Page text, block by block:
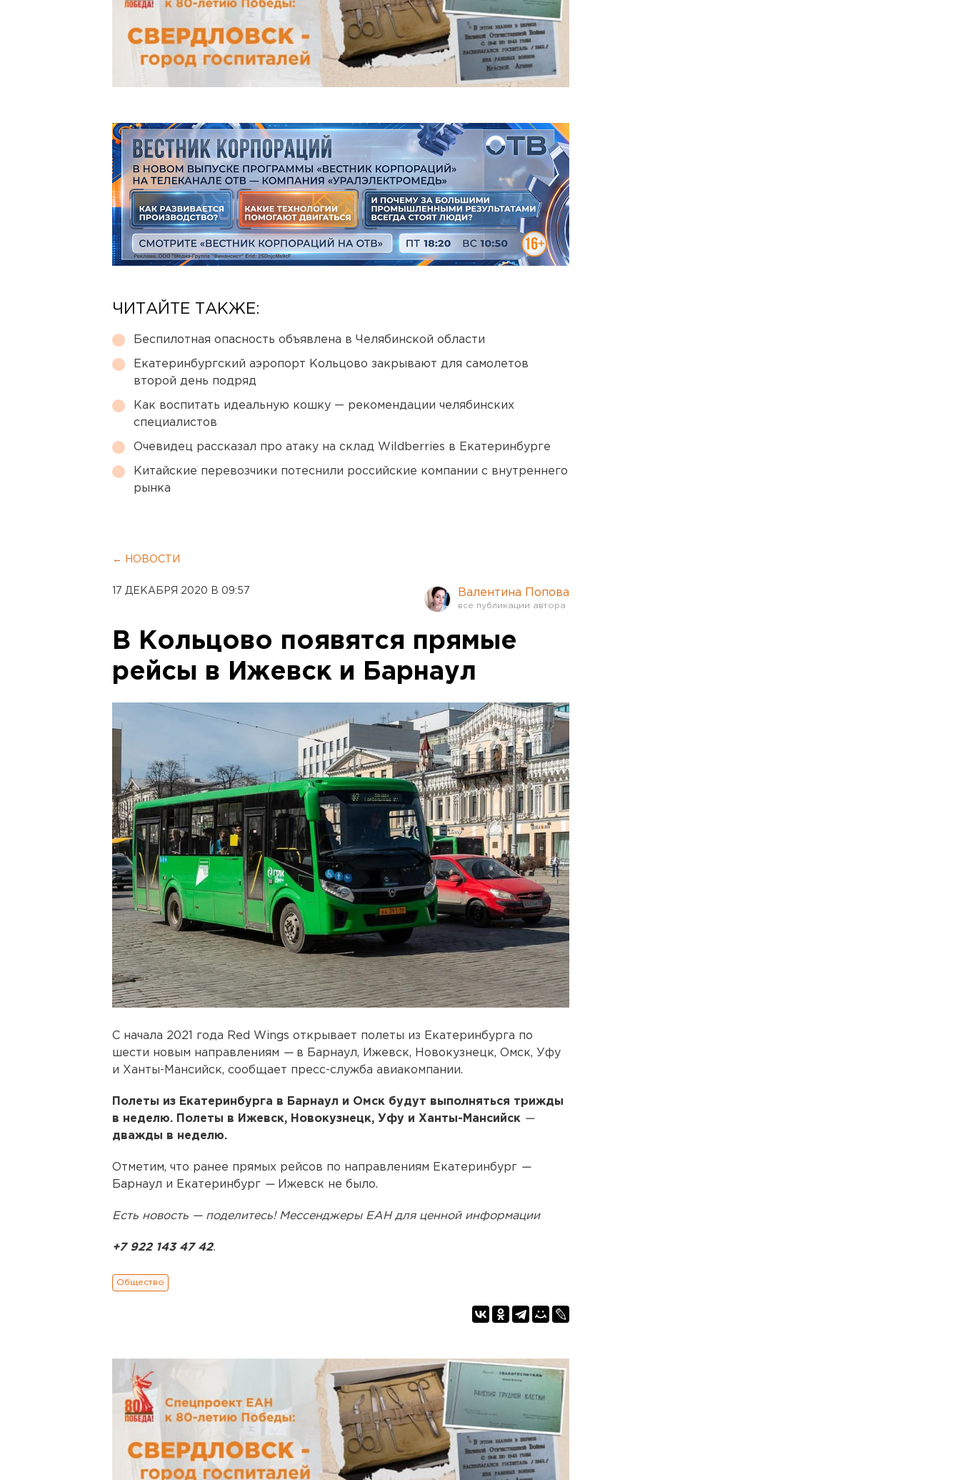
ЧИТАЙТЕ ТАКЖЕ:
Беспилотная опасность объявлена в Челябинской области
Екатеринбургский аэропорт Кольцово закрывают для самолетов
второй день подряд
Как воспитать идеальную кошку — рекомендации челябинских
специалистов
Очевидец рассказал про атаку на склад Wildberries в Екатеринбурге
Китайские перевозчики потеснили российские компании с внутреннего
рынка
← НОВОСТИ
17 ДЕКАБРЯ 2020 В 09:57 Валентина Попова
В Кольцово появятся прямые
рейсы в Ижевск и Барнаул
С начала 2021 года Red Wings открывает полеты из Екатеринбурга по
шести новым направлениям —в Барнаул, Ижевск, Новокузнецк, Омск, Уфу
и Ханты-Мансийск, сообщает пресс-служба авиакомпании.
Полеты из Екатеринбурга в Барнаул и Омск будут выполняться трижды
в неделю. Полеты в Ижевск, Новокузнецк, Уфу и Ханты-Мансийск —
дважды в неделю.
Отметим, что ранее прямых рейсов по направлениям Екатеринбург —
Барнаул и Екатеринбург — Ижевск не было.
Есть новость — поделитесь! Мессенджеры ЕАН для ценной информации
+7 922 143 47 42.
Общество